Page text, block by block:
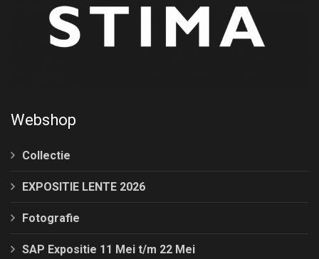
Webshop
Collectie
EXPOSITIE LENTE 2026
Fotografie
SAP Expositie 11 Mei t/m 22 Mei